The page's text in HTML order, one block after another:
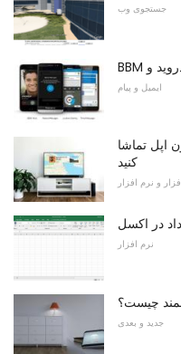
جستجوی وب
ایمیل و پیام
اپل تماشا
کنید
و نرم افزار
در اکسل
نرم افزار
چیست؟
جدید و بعدی